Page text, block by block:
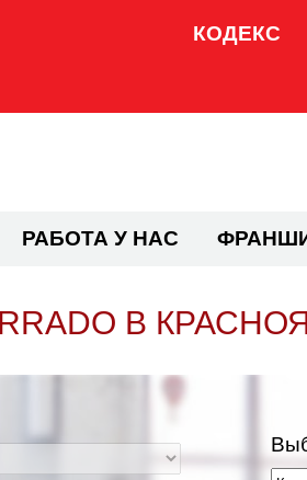
КОДЕКС
РАБОТА У НАС
В